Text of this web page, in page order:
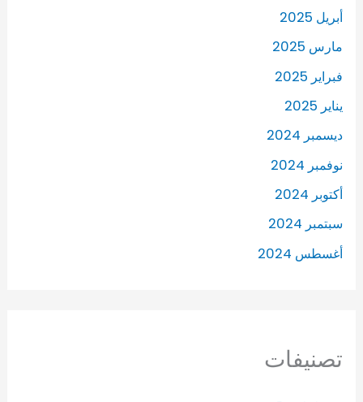
أبريل 2025
مارس 2025
فبراير 2025
يناير 2025
ديسمبر 2024
نوفمبر 2024
أكتوبر 2024
سبتمبر 2024
أغسطس 2024
تصنيفات